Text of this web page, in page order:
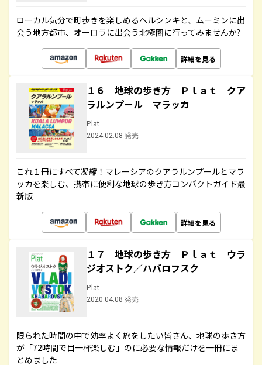
ローカル気分で町歩きを楽しめるヘルシンキと、ムーミンに出
会う地方都市、オーロラに出会う北極圏に行ってみませんか?
詳細を見る
１６ 地球の歩き方 Ｐｌａｔ クア
ラルンプール マラッカ
Plat
2024.02.08 発売
これ１冊にすべて凝縮！マレーシアのクアラルンプールとマラ
ッカを楽しむ、携帯に便利な地球の歩き方コンパクトガイド最
新版
詳細を見る
１７ 地球の歩き方 Ｐｌａｔ ウラ
ジオストク／ハバロフスク
Plat
2020.04.08 発売
限られた時間の中で効率よく旅をしたい皆さん、地球の歩き方
が「72時間で目一杯楽しむ」のに必要な情報だけを一冊にま
とめました